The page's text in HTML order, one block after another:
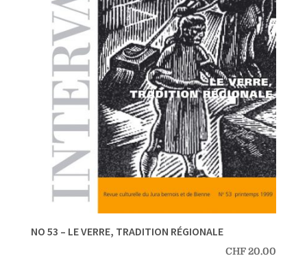
NO 53 – LE VERRE, TRADITION RÉGIONALE
CHF20.00